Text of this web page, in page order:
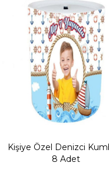
Kişiye Özel Denizci
8 Adet